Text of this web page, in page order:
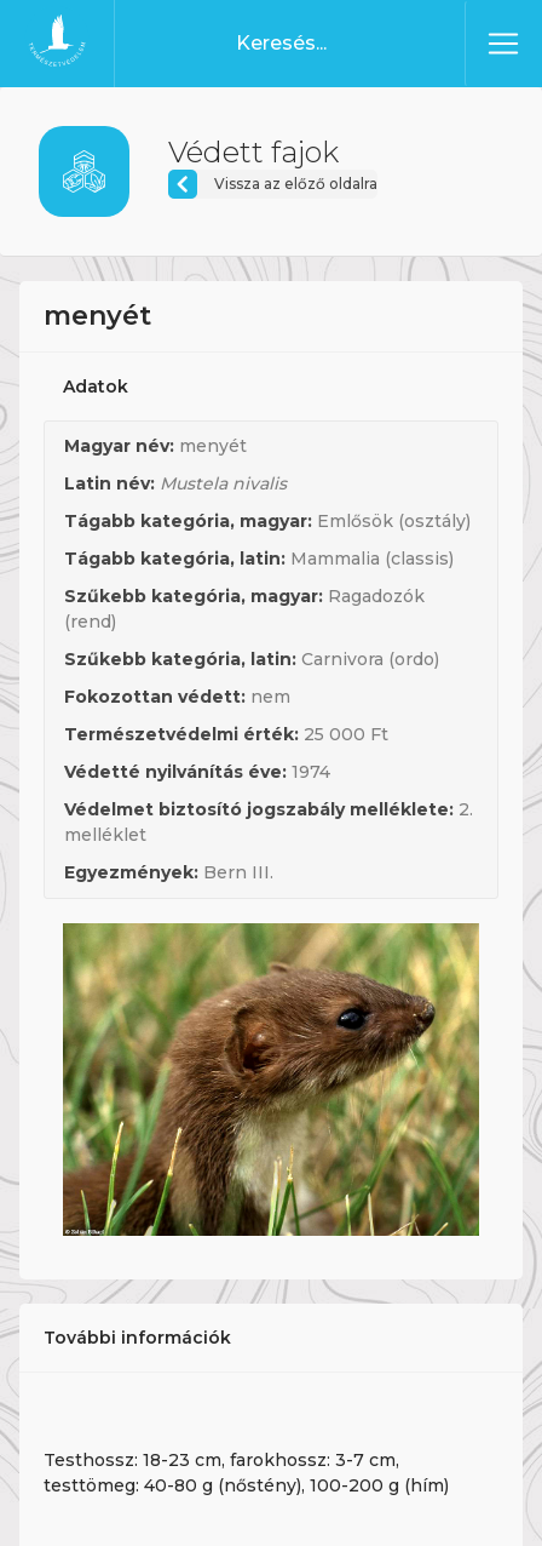
Ugrás a tartalomhoz
Főoldal
Védett fajok
Vissza az előző oldalra
menyét
Adatok
Magyar név: menyét
Latin név: Mustela nivalis
Tágabb kategória, magyar: Emlősök (osztály)
Tágabb kategória, latin: Mammalia (classis)
Szűkebb kategória, magyar: Ragadozók
(rend)
Szűkebb kategória, latin: Carnivora (ordo)
Fokozottan védett: nem
Természetvédelmi érték: 25 000 Ft
Védetté nyilvánítás éve: 1974
Védelmet biztosító jogszabály melléklete: 2.
melléklet
Egyezmények: Bern III.
További információk
Testhossz: 18-23 cm, farokhossz: 3-7 cm,
testtömeg: 40-80 g (nőstény), 100-200 g (hím)